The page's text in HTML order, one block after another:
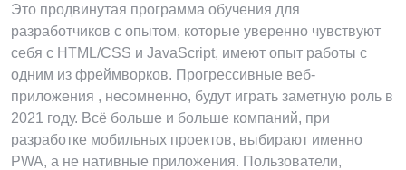
Это продвинутая программа обучения для
разработчиков с опытом, которые уверенно чувствуют
себя с HTML/CSS и JavaScript, имеют опыт работы с
одним из фреймворков. Прогрессивные веб-
приложения , несомненно, будут играть заметную роль в
2021 году. Всё больше и больше компаний, при
разработке мобильных проектов, выбирают именно
PWA, а не нативные приложения. Пользователи,